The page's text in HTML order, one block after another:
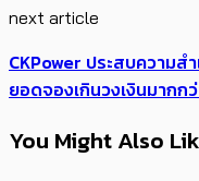
next article
CKPower ประสบความส
ยอดจองเกินวงเงินมากกว่
You Might Also